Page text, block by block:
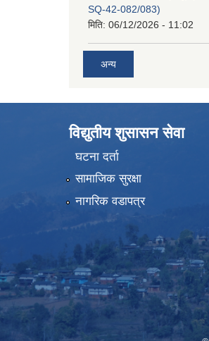
SQ-42-082/083)
मिति: 06/12/2026 - 11:02
अन्य
विद्युतीय शुसासन सेवा
घटना दर्ता
सामाजिक सुरक्षा
नागरिक वडापत्र